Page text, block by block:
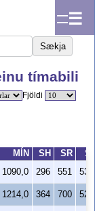
☰
Sækja
tímabili
Fjöldi
MÍN SH SR
1090,0 296 551
1214,0 364 700